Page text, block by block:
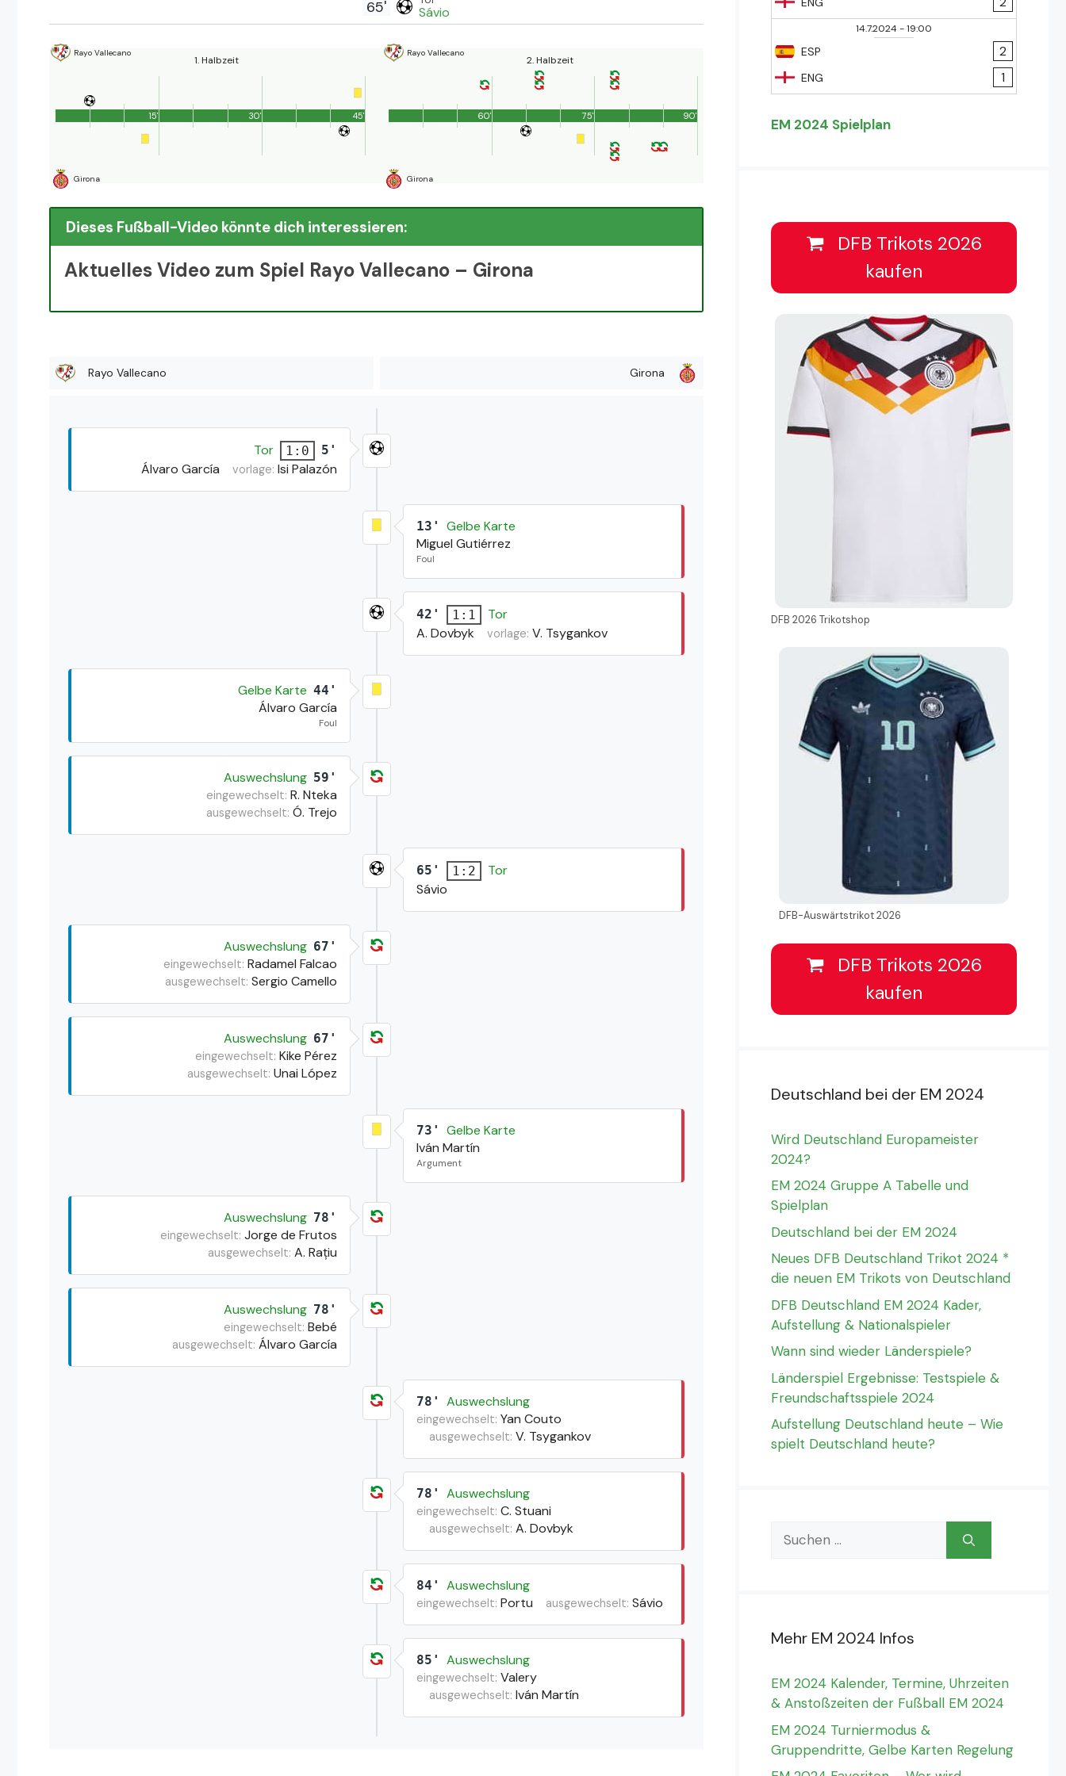
65' Sávio
Rayo Vallecano
1. Halbzeit
Girona
45'
15' 30'
Rayo Vallecano
2. Halbzeit
Girona
90'
60' 75'
Dieses Fußball-Video könnte dich interessieren:
Aktuelles Video zum Spiel Rayo Vallecano – Girona
Rayo Vallecano Girona
Tor 1:0 5'
Álvaro García vorlage: Isi Palazón
13'
Gelbe Karte
Miguel Gutiérrez
Foul
42' 1:1
Tor
A. Dovbyk
vorlage: V. Tsygankov
Gelbe Karte 44'
Álvaro García
Foul
Auswechslung 59'
eingewechselt: R. Nteka
ausgewechselt: Ó. Trejo
65' 1:2
Tor
Sávio
Auswechslung 67'
eingewechselt: Radamel Falcao
ausgewechselt: Sergio Camello
Auswechslung 67'
eingewechselt: Kike Pérez
ausgewechselt: Unai López
73'
Gelbe Karte
Iván Martín
Argument
Auswechslung 78'
eingewechselt: Jorge de Frutos
ausgewechselt: A. Rațiu
Auswechslung 78'
eingewechselt: Bebé
ausgewechselt: Álvaro García
78' Auswechslung
eingewechselt: Yan Couto
ausgewechselt: V. Tsygankov
78' Auswechslung
eingewechselt: C. Stuani
ausgewechselt: A. Dovbyk
84' Auswechslung
eingewechselt: Portu ausgewechselt: Sávio
85' Auswechslung
eingewechselt: Valery
ausgewechselt: Iván Martín
14.7.2024-19:00
ESP
ENG
2
1
EM 2024 Spielplan
DFB Trikots 2026
kaufen
DFB 2026 Trikotshop
DFB-Auswärtstrikot 2026
DFB Trikots 2026
kaufen
Deutschland bei der EM 2024
Wird Deutschland Europameister
2024?
EM 2024 Gruppe A Tabelle und
Spielplan
Deutschland bei der EM 2024
Neues DFB Deutschland Trikot 2024 *
die neuen EM Trikots von Deutschland
DFB Deutschland EM 2024 Kader,
Aufstellung & Nationalspieler
Wann sind wieder Länderspiele?
Länderspiel Ergebnisse: Testspiele &
Freundschaftsspiele 2024
Aufstellung Deutschland heute – Wie
spielt Deutschland heute?
Suchen
nach:
Mehr EM 2024 Infos
EM 2024 Kalender, Termine, Uhrzeiten
& Anstoßzeiten der Fußball EM 2024
EM 2024 Turniermodus &
Gruppendritte, Gelbe Karten Regelung